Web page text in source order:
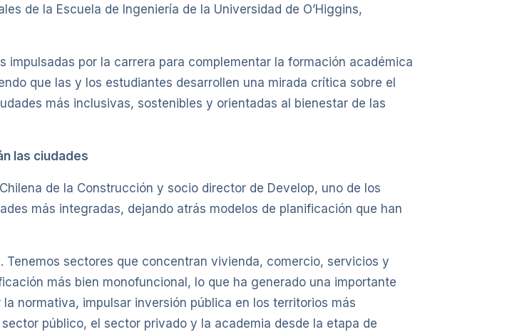
de la Escuela de Ingeniería de la Universidad de O’Higgins,
por la carrera para complementar la formación académica
que las y los estudiantes desarrollen una mirada crítica sobre el
más inclusivas, sostenibles y orientadas al bienestar de las
las ciudades
de la Construcción y socio director de Develop, uno de los
más integradas, dejando atrás modelos de planificación que han
sectores que concentran vivienda, comercio, servicios y
más bien monofuncional, lo que ha generado una importante
normativa, impulsar inversión pública en los territorios más
público, el sector privado y la academia desde la etapa de